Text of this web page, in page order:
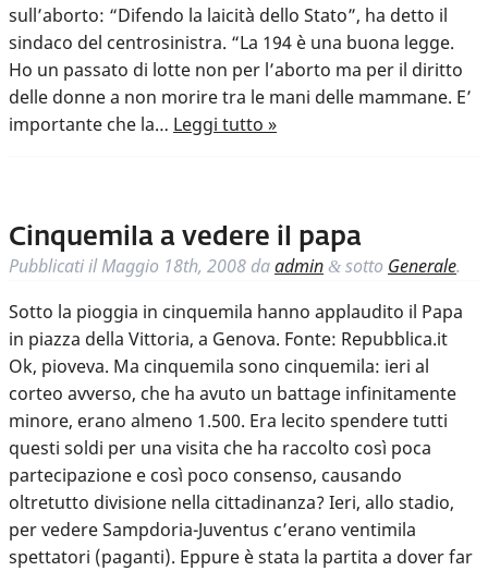
sull’aborto: “Difendo la laicità dello Stato”, ha detto il
sindaco del centrosinistra. “La 194 è una buona legge.
Ho un passato di lotte non per l’aborto ma per il diritto
delle donne a non morire tra le mani delle mammane. E’
importante che la… Leggi tutto »
Cinquemila a vedere il papa
Pubblicati ilMaggio 18th, 2008 daadmin & sotto Generale.
Sotto la pioggia in cinquemila hanno applaudito il Papa
in piazza della Vittoria, a Genova. Fonte: Repubblica.it
Ok, pioveva. Ma cinquemila sono cinquemila: ieri al
corteo avverso, che ha avuto un battage infinitamente
minore, erano almeno 1.500. Era lecito spendere tutti
questi soldi per una visita che ha raccolto così poca
partecipazione e così poco consenso, causando
oltretutto divisione nella cittadinanza? Ieri, allo stadio,
per vedere Sampdoria-Juventus c’erano ventimila
spettatori (paganti). Eppure è stata la partita a dover far